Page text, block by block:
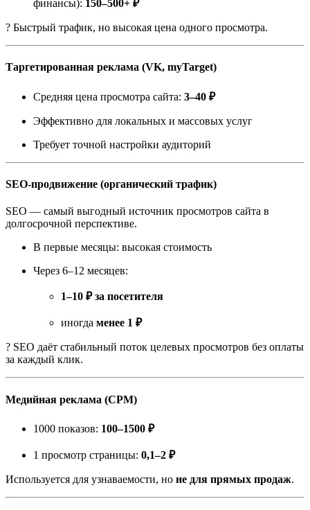
финансы): 150–500+ ₽
? Быстрый трафик, но высокая цена одного просмотра.
Таргетированная реклама (VK, myTarget)
Средняя цена просмотра сайта: 3–40 ₽
Эффективно для локальных и массовых услуг
Требует точной настройки аудиторий
SEO-продвижение (органический трафик)
SEO — самый выгодный источник просмотров сайта в
долгосрочной перспективе.
В первые месяцы: высокая стоимость
Через 6–12 месяцев:
1–10 ₽ за посетителя
иногда менее 1 ₽
? SEO даёт стабильный поток целевых просмотров без оплаты
за каждый клик.
Медийная реклама (CPM)
1000 показов: 100–1500 ₽
1 просмотр страницы: 0,1–2 ₽
Используется для узнаваемости, но не для прямых продаж.